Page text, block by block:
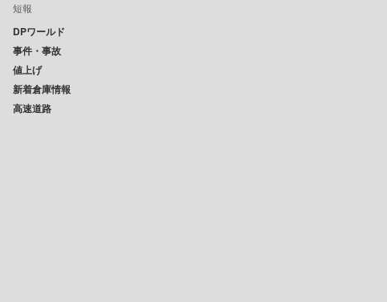
短報
DPワールド
事件・事故
値上げ
新着倉庫情報
高速道路